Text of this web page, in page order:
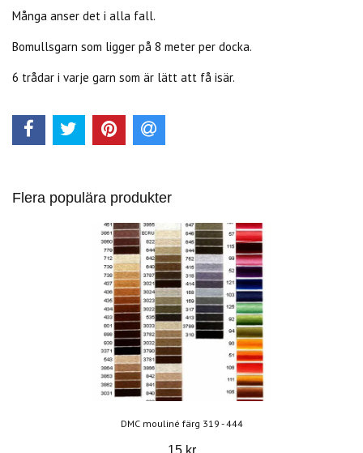
Många anser det i alla fall.
Bomullsgarn som ligger på 8 meter per docka.
6 trådar i varje garn som är lätt att få isär.
Flera populära produkter
DMC mouliné färg 319 - 444